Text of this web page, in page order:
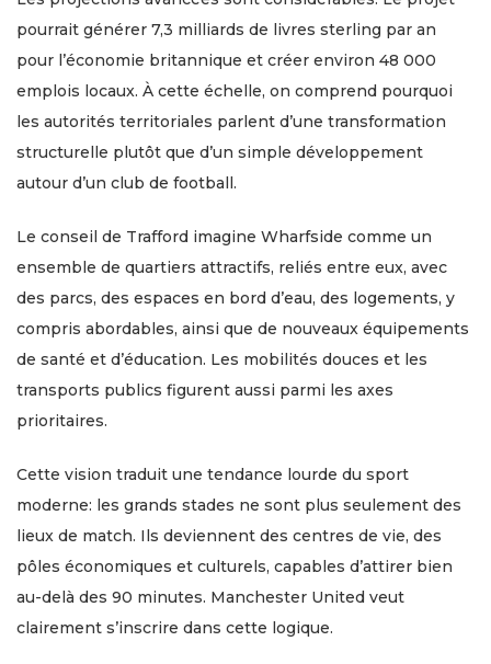
pourrait générer 7,3 milliards de livres sterling par an
pour l’économie britannique et créer environ 48 000
emplois locaux. À cette échelle, on comprend pourquoi
les autorités territoriales parlent d’une transformation
structurelle plutôt que d’un simple développement
autour d’un club de football.
Le conseil de Trafford imagine Wharfside comme un
ensemble de quartiers attractifs, reliés entre eux, avec
des parcs, des espaces en bord d’eau, des logements, y
compris abordables, ainsi que de nouveaux équipements
de santé et d’éducation. Les mobilités douces et les
transports publics figurent aussi parmi les axes
prioritaires.
Cette vision traduit une tendance lourde du sport
moderne: les grands stades ne sont plus seulement des
lieux de match. Ils deviennent des centres de vie, des
pôles économiques et culturels, capables d’attirer bien
au-delà des 90 minutes. Manchester United veut
clairement s’inscrire dans cette logique.